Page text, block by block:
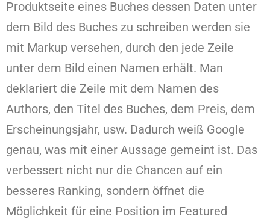
Produktseite eines Buches dessen Daten unter
dem Bild des Buches zu schreiben werden sie
mit Markup versehen, durch den jede Zeile
unter dem Bild einen Namen erhält. Man
deklariert die Zeile mit dem Namen des
Authors, den Titel des Buches, dem Preis, dem
Erscheinungsjahr, usw. Dadurch weiß Google
genau, was mit einer Aussage gemeint ist. Das
verbessert nicht nur die Chancen auf ein
besseres Ranking, sondern öffnet die
Möglichkeit für eine Position im Featured